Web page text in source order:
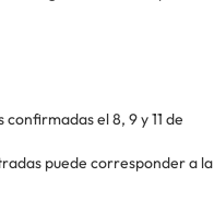
el 8, 9 y 11 de
puede corresponder a la